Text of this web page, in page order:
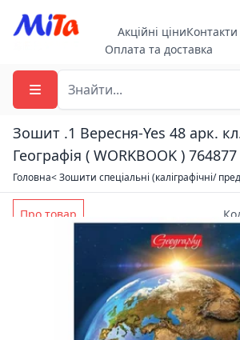
Акційні ціниКонтакти
Оплата та доставка
Зошит .1 Вересня-Yes 48 арк.
Географія ( WORKBOOK ) 764877
Головна< Зошити спеціальні (каліграфічні/
Про товар